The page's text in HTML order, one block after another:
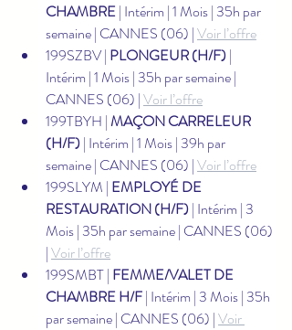
CHAMBRE | Intérim | 1 Mois | 35h par
semaine | CANNES (06) | Voir l’offre
199SZBV | PLONGEUR (H/F) |
Intérim | 1 Mois | 35h par semaine |
CANNES (06) | Voir l’offre
199TBYH | MAÇON CARRELEUR
(H/F) | Intérim | 1 Mois | 39h par
semaine | CANNES (06) | Voir l’offre
199SLYM | EMPLOYÉ DE
RESTAURATION (H/F) | Intérim | 3
Mois | 35h par semaine | CANNES (06)
| Voir l’offre
199SMBT | FEMME/VALET DE
CHAMBRE H/F | Intérim | 3 Mois | 35h
par semaine | CANNES (06) | Voir